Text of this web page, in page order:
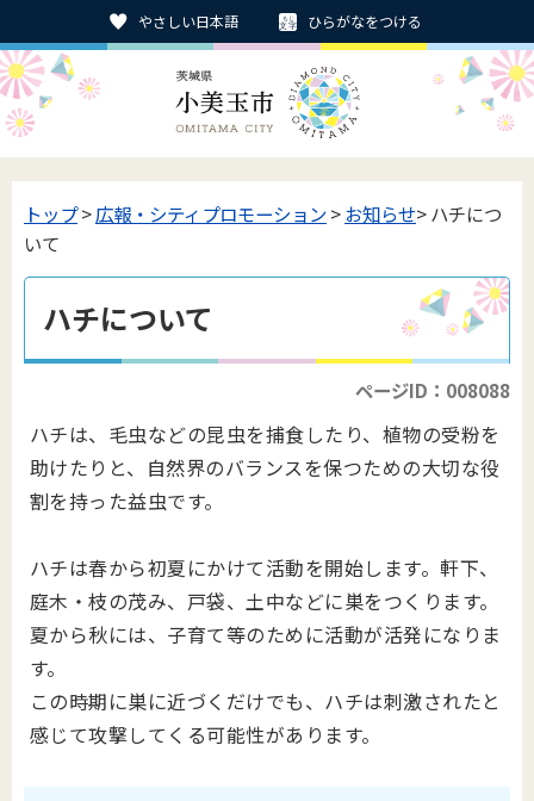
やさしい日本語 ひらがなをつける
トップ>広報・シティプロモーション>お知らせ> ハチにつ
いて
ハチについて
ページID：008088
ハチは、毛虫などの昆虫を捕食したり、植物の受粉を
助けたりと、自然界のバランスを保つための大切な役
割を持った益虫です。
ハチは春から初夏にかけて活動を開始します。軒下、
庭木・枝の茂み、戸袋、土中などに巣をつくります。
夏から秋には、子育て等のために活動が活発になりま
す。
この時期に巣に近づくだけでも、ハチは刺激されたと
感じて攻撃してくる可能性があります。